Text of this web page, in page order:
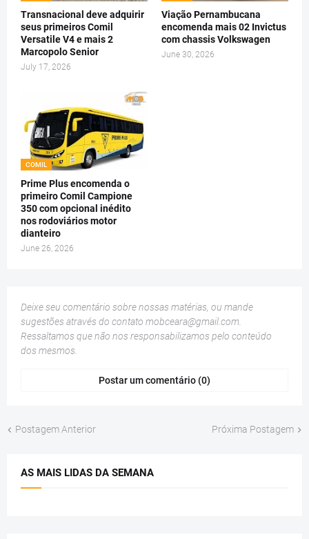
Transnacional deve adquirir
seus primeiros Comil
Versatile V4 e mais 2
Marcopolo Senior
July 17, 2026
Viação Pernambucana
encomenda mais 02 Invictus
com chassis Volkswagen
June 30, 2026
COMIL
Prime Plus encomenda o
primeiro Comil Campione
350 com opcional inédito
nos rodoviários motor
dianteiro
June 26, 2026
Deixe seu comentário sobre nossas matérias, ou mande
sugestões através do contato mobceara@gmail.com
Ressaltamos que não nos responsabilizamos pelo conteúdo
dos mesmos.
Postar um comentário (0)
Postagem Anterior Próxima Postagem
AS MAIS LIDAS DA SEMANA